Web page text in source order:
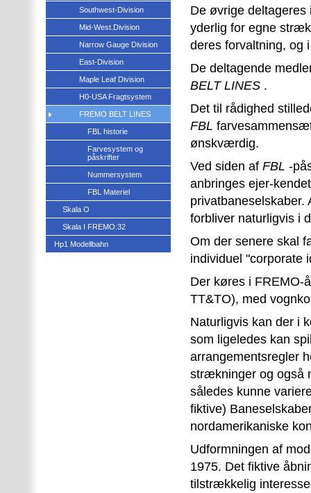
De øvrige
yderlig for egne
deres forvaltning, og
De deltagende
BELT LINES .
Det til rådighed
FBL
ønskværdig.
Ved siden af FBL -
anbringes ejer-
forbliver naturligvis i
Om der senere skal
individuel "corporate
Der køres i FREMO-
TT&TO), med
Naturligvis kan der i
som ligeledes kan
arrangementsregler
strækninger og også
således kunne
fiktive)
nordamerikaniske
Udformningen af
1975. Det fiktive
tilstrækkelig
Southwest-Division
Mid-West.Division
Narrow Gauge Division
East-Division
Maple Leaf Division
H0-USA Fragtsystem
FREMO BELT LINES
FBL historie
Farvesystem og
påskrifter
Nummersystem
FBL Materiel
Skala O
Skala I FREMO:32
Hp1 Modellbahn